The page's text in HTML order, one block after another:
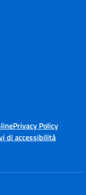
Privacy Policy
di accessibilità